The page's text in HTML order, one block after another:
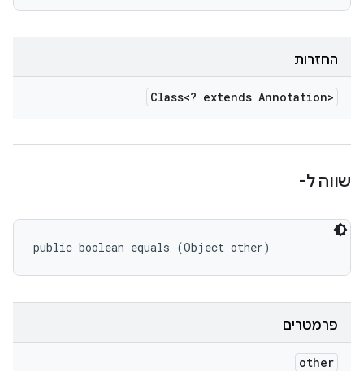
החזרות
Class<? extends Annotation>
שווה ל-
public boolean equals (Object other)
פרמטרים
other